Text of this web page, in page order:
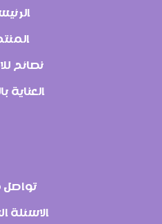
نصائح
العناية
تواصل
الاسئلة